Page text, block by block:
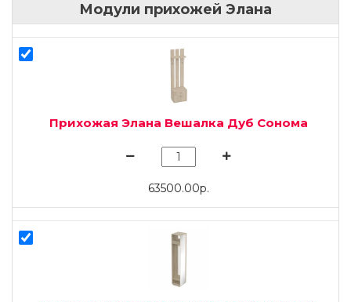
Модули прихожей Элана
Прихожая Элана Вешалка Дуб Сонома
63500.00р.